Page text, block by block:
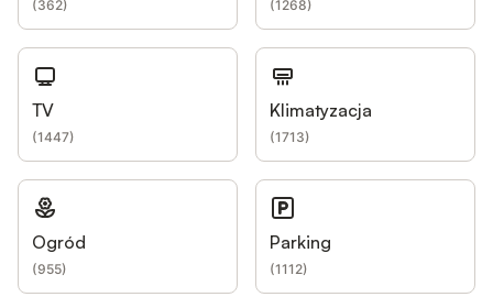
(362) (1268)
TV
(1447)
Klimatyzacja
(1713)
Ogród
(955)
Parking
(1112)